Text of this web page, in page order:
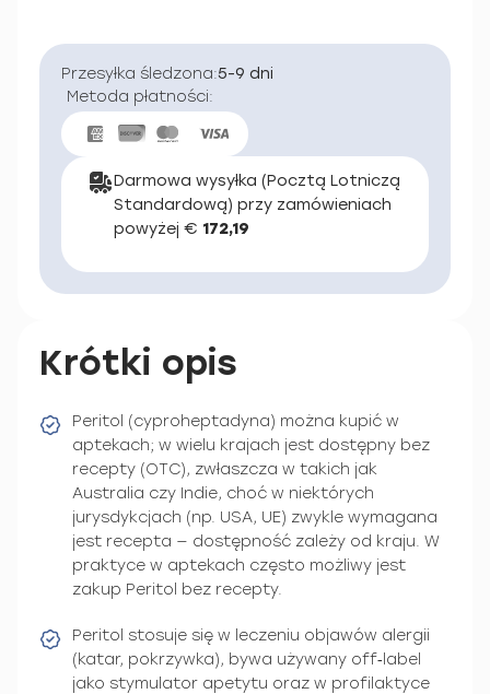
Przesyłka śledzona:5-9 dni
Metoda płatności:
Darmowa wysyłka (Pocztą Lotniczą
Standardową) przy zamówieniach
powyżej € 172,19
Krótki opis
Peritol (cyproheptadyna) można kupić w
aptekach; w wielu krajach jest dostępny bez
recepty (OTC), zwłaszcza w takich jak
Australia czy Indie, choć w niektórych
jurysdykcjach (np. USA, UE) zwykle wymagana
jest recepta — dostępność zależy od kraju. W
praktyce w aptekach często możliwy jest
zakup Peritol bez recepty.
Peritol stosuje się w leczeniu objawów alergii
(katar, pokrzywka), bywa używany off‑label
jako stymulator apetytu oraz w profilaktyce